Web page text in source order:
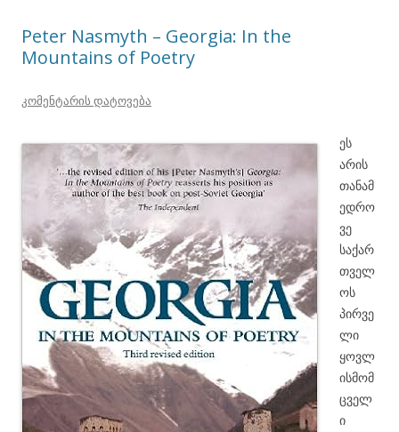
Peter Nasmyth – Georgia: In the
Mountains of Poetry
კომენტარის დატოვება
ეს
არის
თანამ
ედრო
ვე
საქარ
თველ
ოს
პირვე
ლი
ყოვლ
ისმომ
ცველ
ი